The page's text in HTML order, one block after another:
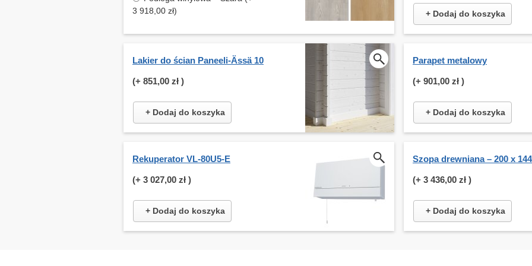
3 918,00 zł)
+ Dodaj do koszyka
Lakier do ścian Paneeli-Ässä 10
(+ 851,00 zł )
+ Dodaj do koszyka
Parapet metalowy
(+ 901,00 zł )
+ Dodaj do koszyka
Rekuperator VL-80U5-E
(+ 3 027,00 zł )
+ Dodaj do koszyka
Szopa drewniana – 200 x
(+ 3 436,00 zł )
+ Dodaj do koszyka